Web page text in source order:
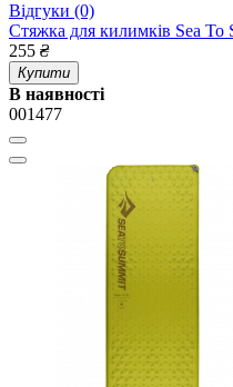
Відгуки (0)
Стяжка для килимків Sea
255 ₴
Купити
В наявності
001477